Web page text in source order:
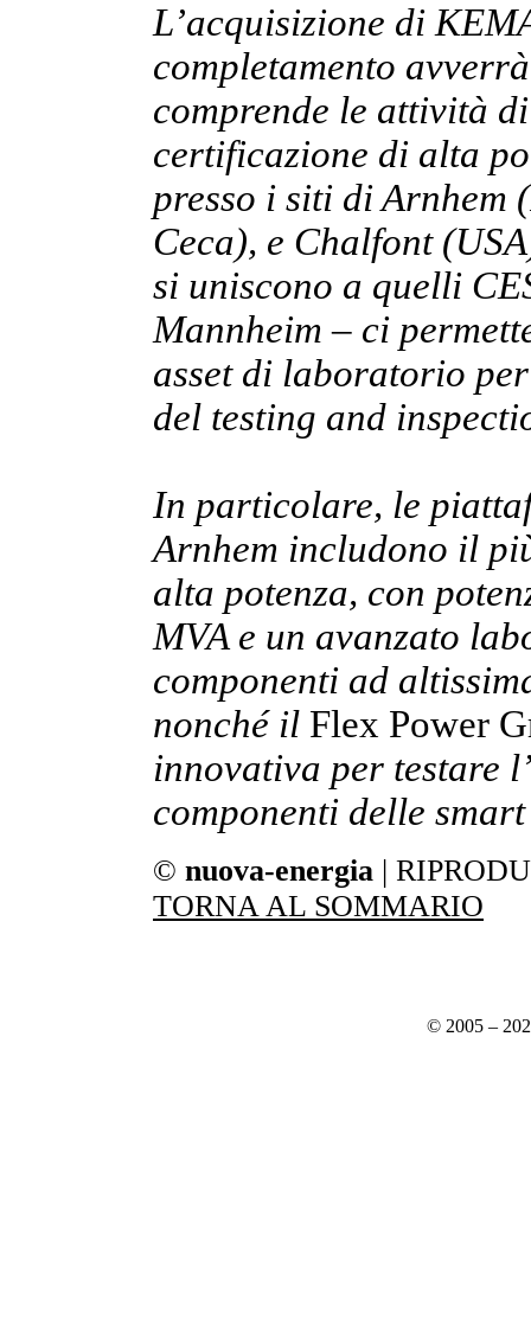
L’acquisizione di
completamento
comprende le attività
certificazione di alta
presso i siti di Arnhem
Ceca), e Chalfont
si uniscono a quelli
Mannheim – ci
asset di laboratorio
del testing and
In particolare, le
Arnhem includono il
alta potenza, con
MVA e un avanzato
componenti ad
nonché il Flex Power
innovativa per testare
componenti delle
© nuova-energia |
TORNA AL SOMMARIO
© 2005 –